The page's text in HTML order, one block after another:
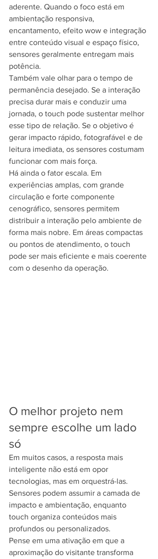
aderente. Quando o foco está em
ambientação responsiva,
encantamento, efeito wow e integração
entre conteúdo visual e espaço físico,
sensores geralmente entregam mais
potência.
Também vale olhar para o tempo de
permanência desejado. Se a interação
precisa durar mais e conduzir uma
jornada, o touch pode sustentar melhor
esse tipo de relação. Se o objetivo é
gerar impacto rápido, fotografável e de
leitura imediata, os sensores costumam
funcionar com mais força.
Há ainda o fator escala. Em
experiências amplas, com grande
circulação e forte componente
cenográfico, sensores permitem
distribuir a interação pelo ambiente de
forma mais nobre. Em áreas compactas
ou pontos de atendimento, o touch
pode ser mais eficiente e mais coerente
com o desenho da operação.
O melhor projeto nem
sempre escolhe um lado
só
Em muitos casos, a resposta mais
inteligente não está em opor
tecnologias, mas em orquestrá-las.
Sensores podem assumir a camada de
impacto e ambientação, enquanto
touch organiza conteúdos mais
profundos ou personalizados.
Pense em uma ativação em que a
aproximação do visitante transforma